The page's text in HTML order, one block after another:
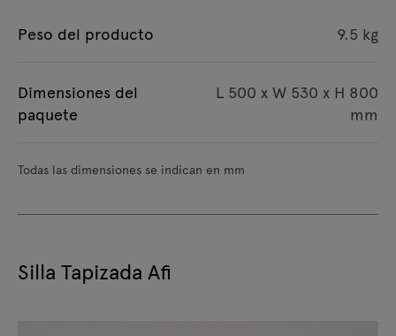
Peso del producto 9.5 kg
Dimensiones del
paquete
L 500 x W 530 x H 800
mm
Todas las dimensiones se indican en mm
Silla Tapizada Afi